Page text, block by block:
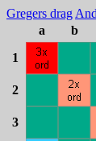
Gregers drag
a
b
1
2
3